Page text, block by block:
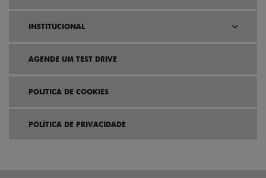
INSTITUCIONAL
AGENDE UM TEST DRIVE
POLITICA DE COOKIES
POLÍTICA DE PRIVACIDADE